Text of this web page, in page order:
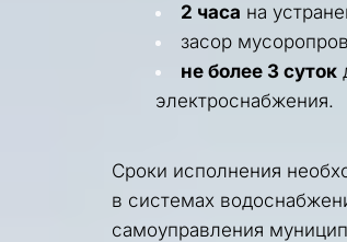
2 часа на
засор
не более 3 суток
электроснабжения.
Сроки исполнения
в системах
самоуправления